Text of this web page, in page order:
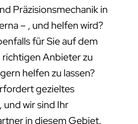
Präzisionsmechanik in
– , und helfen wird?
für Sie auf dem
Anbieter zu
helfen zu lassen?
gezieltes
wir sind Ihr
in diesem Gebiet.